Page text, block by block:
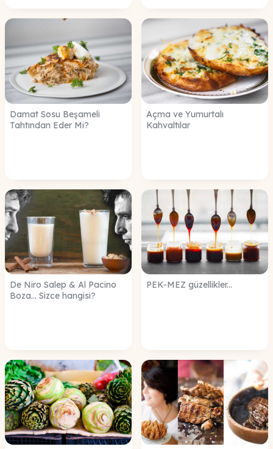
Damat Sosu Beşameli
Tahtından Eder Mi?
Açma ve Yumurtalı
Kahvaltılar
De Niro Salep & Al Pacino
Boza... Sizce hangisi?
PEK-MEZ güzellikler...